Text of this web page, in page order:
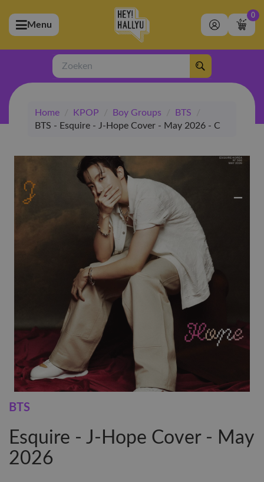
(Artiesten)
(Merchandise)
(Exclusive)
(Winkel)
Menu
0
Zoeken
Home / KPOP / Boy Groups / BTS
/
BTS - Esquire - J-Hope Cover - May 2026 - C
BTS
Esquire - J-Hope Cover - May
2026